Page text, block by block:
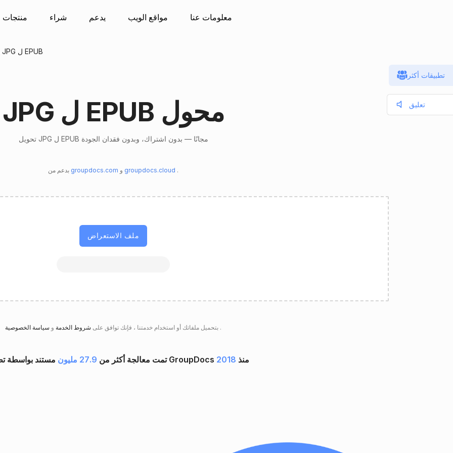
منتجات شراء يدعم مواقع الويب معلومات عنا
يتحول JPG ل EPUB
JPG ل EPUB محول
تحويل JPG ل EPUB مجانًا — بدون اشتراك، وبدون فقدان الجودة
groupdocs.com groupdocs.cloud .
ملف الاستعراض
بتحميل ملفاتك أو استخدام خدمتنا ، فإنك توافق على شروط الخدمة و .
تمت معالجة أكثر من 27.9 مليون مستند بواسطة تطبيقات GroupDocs منذ 2018
تطبيقات أكثر
تعليق